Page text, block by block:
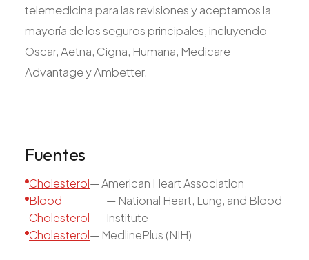
telemedicina para las revisiones y aceptamos la
mayoría de los seguros principales, incluyendo
Oscar, Aetna, Cigna, Humana, Medicare
Advantage y Ambetter.
Fuentes
Cholesterol—American Heart Association
Blood
Cholesterol
— National Heart, Lung, and Blood
Institute
Cholesterol— MedlinePlus (NIH)